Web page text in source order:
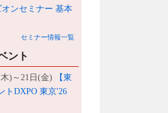
オンセミナー 基本
セミナー情報一覧
ント
)～21日(金)
【東
トDXPO 東京'26